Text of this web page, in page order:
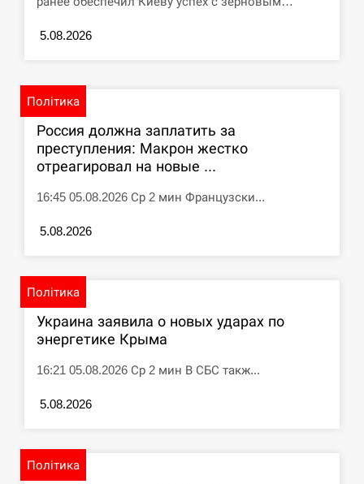
СЕРПЕНЬ
есть пострадавшие
5.08.2026
Політика
Россия должна заплатить за
преступления: Макрон жестко
отреагировал на новые ...
16:45 05.08.2026 Ср 2 мин Французски...
5.08.2026
Політика
Украина заявила о новых ударах по
энергетике Крыма
16:21 05.08.2026 Ср 2 мин В СБС такж...
5.08.2026
Політика